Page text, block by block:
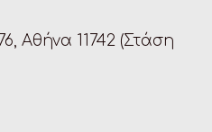
Αθήνα 11742 (Στάση